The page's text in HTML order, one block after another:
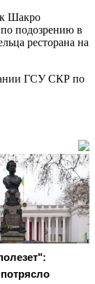
Шакро
подозрению в
ресторана на
ГСУ СКР по